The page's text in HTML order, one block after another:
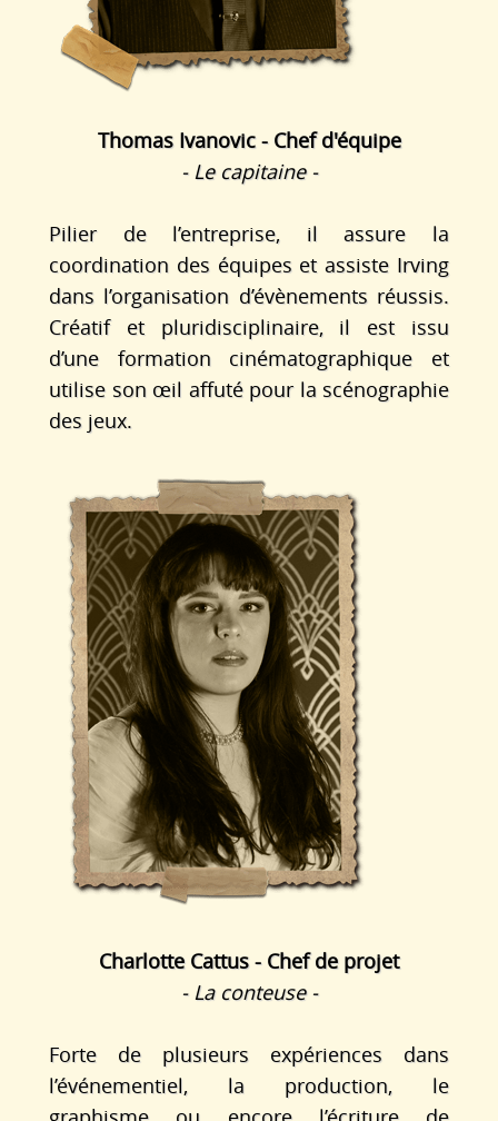
Thomas Ivanovic - Chef d'équipe
- Le capitaine -
Pilier de l’entreprise, il assure la
coordination des équipes et assiste Irving
dans l’organisation d’évènements réussis.
Créatif et pluridisciplinaire, il est issu
d’une formation cinématographique et
utilise son œil affuté pour la scénographie
des jeux.
Charlotte Cattus - Chef de projet
- La conteuse -
Forte de plusieurs expériences dans
l’événementiel, la production, le